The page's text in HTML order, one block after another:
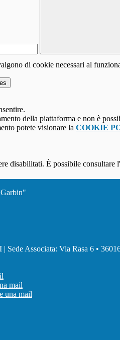
di cookie necessari al
della piattaforma e non è
potete visionare la COOKIE
disabilitati. È possibile
Sede Associata: Via Rasa 6 •
mail
una mail